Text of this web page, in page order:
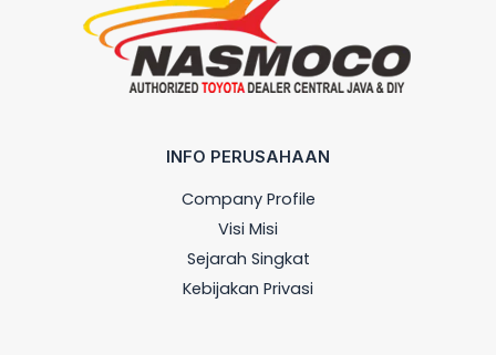
INFO PERUSAHAAN
Company Profile
Visi Misi
Sejarah Singkat
Kebijakan Privasi